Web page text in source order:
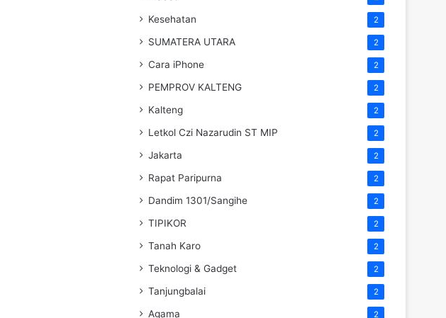
Kesehatan 2
SUMATERA UTARA 2
Cara iPhone 2
PEMPROV KALTENG 2
Kalteng 2
Letkol Czi Nazarudin ST MIP 2
Jakarta 2
Rapat Paripurna 2
Dandim 1301/Sangihe 2
TIPIKOR 2
Tanah Karo 2
Teknologi & Gadget 2
Tanjungbalai 2
Agama 2